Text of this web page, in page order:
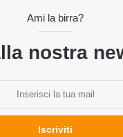
Ami la birra?
nostra